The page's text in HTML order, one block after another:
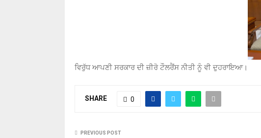
ਵਿਰੁੱਧ ਆਪਣੀ ਸਰਕਾਰ ਦੀ ਜ਼ੀਰੋ ਟੌਲਰੈਂਸ ਨੀਤੀ ਨੂੰ ਵੀ ਦੁਹਰਾਇਆ।
SHARE 0
PREVIOUS POST